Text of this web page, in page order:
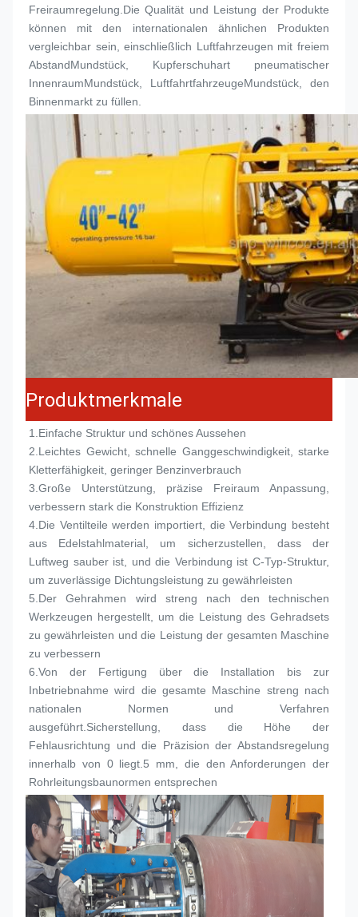
Freiraumregelung.Die Qualität und Leistung der Produkte
können mit den internationalen ähnlichen Produkten
vergleichbar sein, einschließlich Luftfahrzeugen mit freiem
AbstandMundstück , Kupferschuhart pneumatischer
InnenraumMundstück , LuftfahrtfahrzeugeMundstück , den
Binnenmarkt zu füllen.
Produktmerkmale
1. Einfache Struktur und schönes Aussehen
2. Leichtes Gewicht, schnelle Ganggeschwindigkeit, starke
Kletterfähigkeit, geringer Benzinverbrauch
3. Große Unterstützung, präzise Freiraum Anpassung,
verbessern stark die Konstruktion Effizienz
4. Die Ventilteile werden importiert, die Verbindung besteht
aus Edelstahlmaterial, um sicherzustellen, dass der
Luftweg sauber ist, und die Verbindung ist C-Typ-Struktur,
um zuverlässige Dichtungsleistung zu gewährleisten
5. Der Gehrahmen wird streng nach den technischen
Werkzeugen hergestellt, um die Leistung des Gehradsets
zu gewährleisten und die Leistung der gesamten Maschine
zu verbessern
6. Von der Fertigung über die Installation bis zur
Inbetriebnahme wird die gesamte Maschine streng nach
nationalen Normen und Verfahren
ausgeführt.Sicherstellung, dass die Höhe der
Fehlausrichtung und die Präzision der Abstandsregelung
innerhalb von 0 liegt.5 mm, die den Anforderungen der
Rohrleitungsbaunormen entsprechen